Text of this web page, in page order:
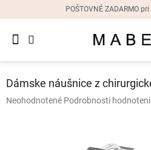
POŠTOVNÉ ZADARMO
Dámske
náušnice
Dámske náušnice z
Priemerné
Neohodnotené Podrobnosti